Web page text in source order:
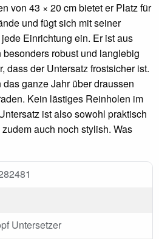
von 43 × 20 cm bietet er Platz für
und fügt sich mit seiner
Einrichtung ein. Er ist aus
robust und langlebig
dass der Untersatz frostsicher ist.
ganze Jahr über draussen
Kein lästiges Reinholen im
ist also sowohl praktisch
auch noch stylish. Was
Untersetzer